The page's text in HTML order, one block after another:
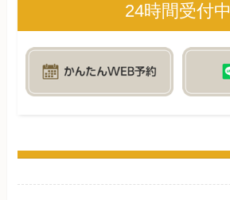
24時間受付中